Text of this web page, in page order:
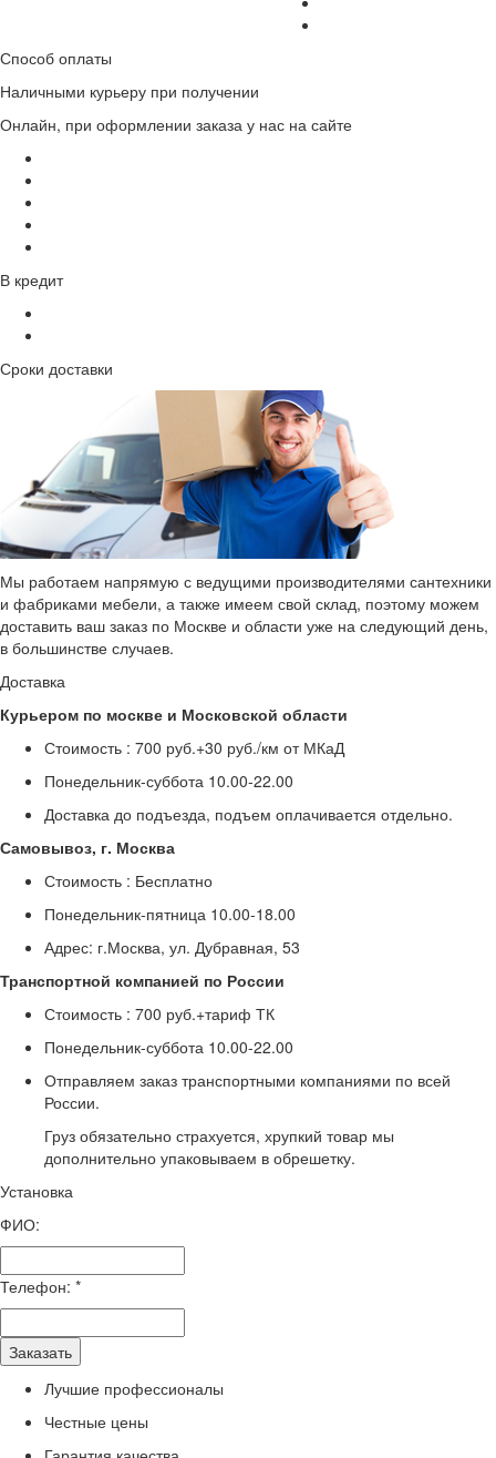
Способ оплаты
Наличными курьеру при получении
Онлайн, при оформлении заказа у нас на сайте
В кредит
Сроки доставки
Мы работаем напрямую с ведущими производителями сантехники
и фабриками мебели, а также имеем свой склад, поэтому можем
доставить ваш заказ по Москве и области уже на следующий день,
в большинстве случаев.
Доставка
Курьером по москве и Московской области
Стоимость : 700 руб.+30 руб./км от МКаД
Понедельник-суббота 10.00-22.00
Доставка до подъезда, подъем оплачивается отдельно.
Самовывоз, г. Москва
Стоимость : Бесплатно
Понедельник-пятница 10.00-18.00
Адрес: г.Москва, ул. Дубравная, 53
Транспортной компанией по России
Стоимость : 700 руб.+тариф ТК
Понедельник-суббота 10.00-22.00
Отправляем заказ транспортными компаниями по всей
России.
Груз обязательно страхуется, хрупкий товар мы
дополнительно упаковываем в обрешетку.
Установка
ФИО:
Телефон: *
Заказать
Лучшие профессионалы
Честные цены